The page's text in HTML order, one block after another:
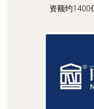
资额约1400